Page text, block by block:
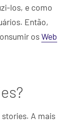
los, e como
Então,
osWeb
A mais